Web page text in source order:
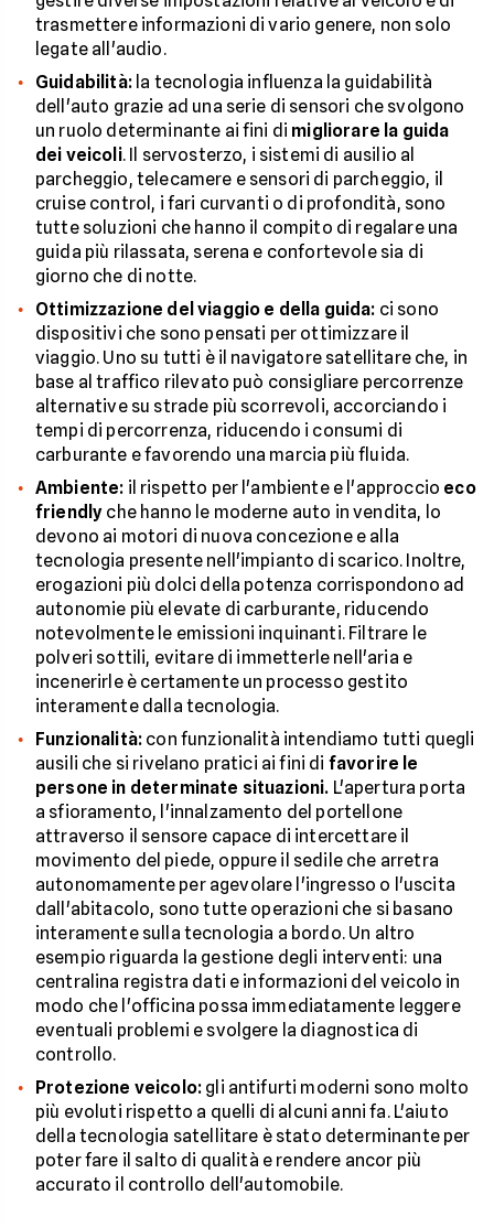
trasmettere informazioni di vario genere, non solo
legate all'audio.
Guidabilità:la tecnologia influenza la guidabilità
dell'auto grazie ad una serie di sensori che svolgono
un ruolo determinante ai fini di migliorare la guida
dei veicoli. Il servosterzo, i sistemi di ausilio al
parcheggio, telecamere e sensori di parcheggio, il
cruise control, i fari curvanti o di profondità, sono
tutte soluzioni che hanno il compito di regalare una
guida più rilassata, serena e confortevole sia di
giorno che di notte.
Ottimizzazione del viaggio e della guida: ci sono
dispositivi che sono pensati per ottimizzare il
viaggio. Uno su tutti è il navigatore satellitare che, in
base al traffico rilevato può consigliare percorrenze
alternative su strade più scorrevoli, accorciando i
tempi di percorrenza, riducendo i consumi di
carburante e favorendo una marcia più fluida.
Ambiente: il rispetto per l'ambiente e l'approccio eco
friendly che hanno le moderne auto in vendita, lo
devono ai motori di nuova concezione e alla
tecnologia presente nell'impianto di scarico. Inoltre,
erogazioni più dolci della potenza corrispondono ad
autonomie più elevate di carburante, riducendo
notevolmente le emissioni inquinanti. Filtrare le
polveri sottili, evitare di immetterle nell'aria e
incenerirle è certamente un processo gestito
interamente dalla tecnologia.
Funzionalità: con funzionalità intendiamo tutti quegli
ausili che si rivelano pratici ai fini di favorire le
persone in determinate situazioni. L'apertura porta
a sfioramento, l'innalzamento del portellone
attraverso il sensore capace di intercettare il
movimento del piede, oppure il sedile che arretra
autonomamente per agevolare l'ingresso o l'uscita
dall'abitacolo, sono tutte operazioni che si basano
interamente sulla tecnologia a bordo. Un altro
esempio riguarda la gestione degli interventi: una
centralina registra dati e informazioni del veicolo in
modo che l'officina possa immediatamente leggere
eventuali problemi e svolgere la diagnostica di
controllo.
Protezione veicolo: gli antifurti moderni sono molto
più evoluti rispetto a quelli di alcuni anni fa. L'aiuto
della tecnologia satellitare è stato determinante per
poter fare il salto di qualità e rendere ancor più
accurato il controllo dell'automobile.